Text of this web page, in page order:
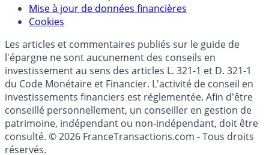
Données)
Modèle économique
Cookies
Les articles et commentaires publiés sur le guide de
l'épargne ne sont aucunement des conseils en
investissement au sens des articles L. 321-1 et D. 321-1
du Code Monétaire et Financier. L'activité de conseil en
investissements financiers est réglementée. Afin d'être
conseillé personnellement, un conseiller en gestion de
patrimoine, indépendant ou non-indépendant, doit être